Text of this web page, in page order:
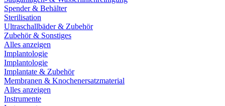
Spender & Behälter
Sterilisation
Ultraschallbäder & Zubehör
Zubehör & Sonstiges
Alles anzeigen
Implantologie
Implantologie
Implantate & Zubehör
Membranen & Knochenersatzmaterial
Alles anzeigen
Instrumente